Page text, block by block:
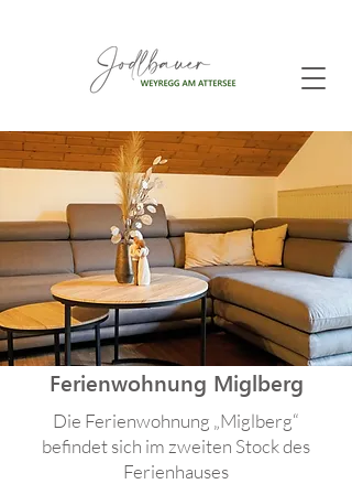
Ferienwohnung Miglberg
Die Ferienwohnung „Miglberg“
befindet sich im zweiten Stock des
Ferienhauses